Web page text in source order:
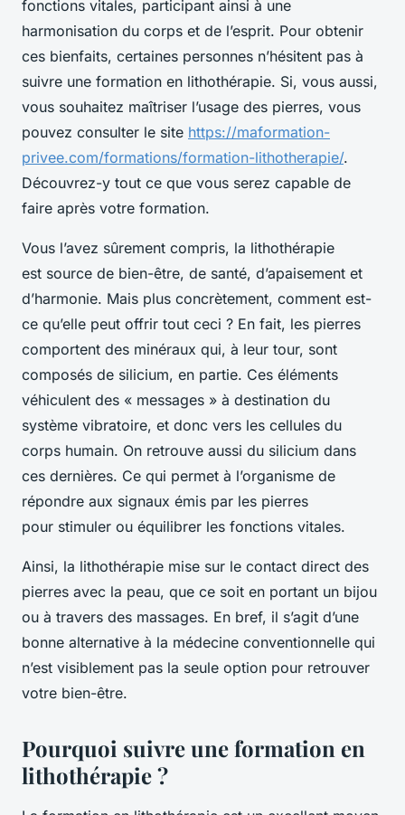
fonctions vitales, participant ainsi à une
harmonisation du corps et de l’esprit. Pour obtenir
ces bienfaits, certaines personnes n’hésitent pas à
suivre une formation en lithothérapie. Si, vous aussi,
vous souhaitez maîtriser l’usage des pierres, vous
pouvez consulter le site https://maformation-
privee.com/formations/formation-lithotherapie/.
Découvrez-y tout ce que vous serez capable de
faire après votre formation.
Vous l’avez sûrement compris, la lithothérapie
est source de bien-être, de santé, d’apaisement et
d’harmonie. Mais plus concrètement, comment est-
ce qu’elle peut offrir tout ceci ? En fait, les pierres
comportent des minéraux qui, à leur tour, sont
composés de silicium, en partie. Ces éléments
véhiculent des « messages » à destination du
système vibratoire, et donc vers les cellules du
corps humain. On retrouve aussi du silicium dans
ces dernières. Ce qui permet à l’organisme de
répondre aux signaux émis par les pierres
pour stimuler ou équilibrer les fonctions vitales.
Ainsi, la lithothérapie mise sur le contact direct des
pierres avec la peau, que ce soit en portant un bijou
ou à travers des massages. En bref, il s’agit d’une
bonne alternative à la médecine conventionnelle qui
n’est visiblement pas la seule option pour retrouver
votre bien-être.
Pourquoi suivre une formation en
lithothérapie ?